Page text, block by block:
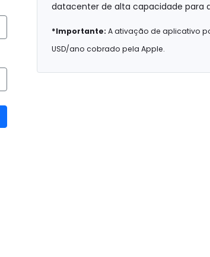
datacenter de alta capacidade para
*Importante: A ativação de aplicativo
USD/ano cobrado pela Apple.